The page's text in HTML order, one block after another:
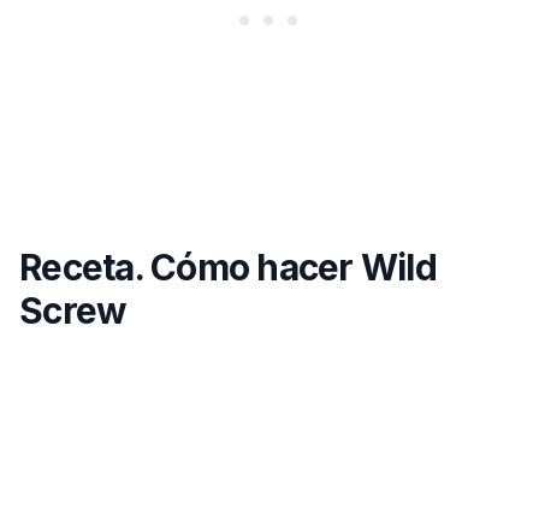
Receta. Cómo hacer Wild
Screw